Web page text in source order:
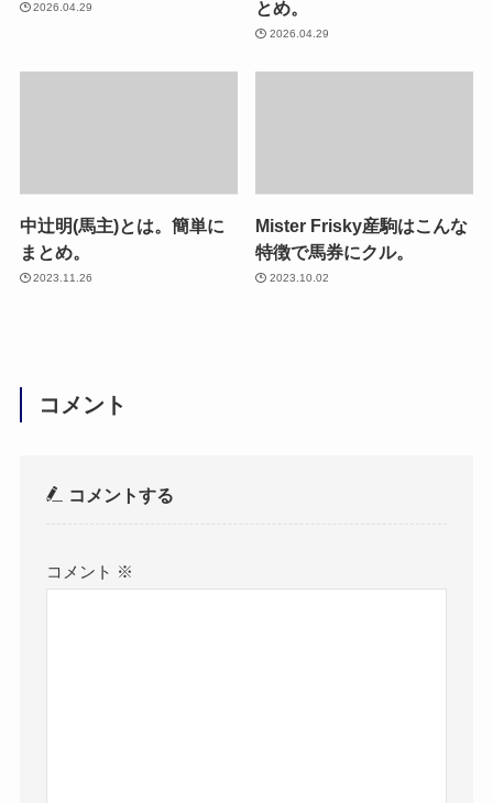
2026.04.29 とめ。
2026.04.29
中辻明(馬主)とは。簡単に
まとめ。
2023.11.26
Mister Frisky産駒はこんな
特徴で馬券にクル。
2023.10.02
コメント
コメントする
コメント ※